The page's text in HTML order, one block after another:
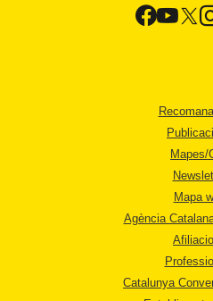
Mapes/
Mapa
Agència
Catalunya